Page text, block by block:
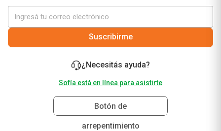
Suscribirme
¿Necesitás ayuda?
Sofía está en línea para asistirte
Botón de
arrepentimiento